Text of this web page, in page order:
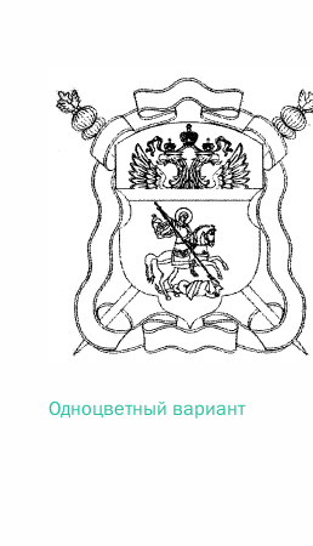
Одноцветный вариант